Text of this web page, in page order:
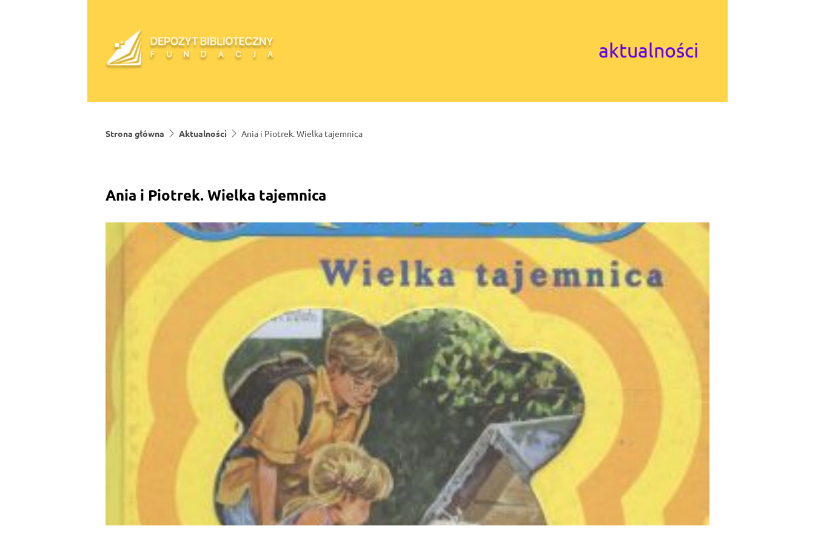
aktualności
Strona główna Aktualności Ania i Piotrek. Wielka tajemnica
Ania i Piotrek. Wielka tajemnica